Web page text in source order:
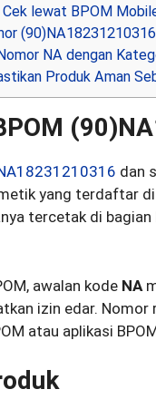
Cek lewat BPOM
NA dengan
Produk Aman
dan
yang terdaftar di
tercetak di bagian
awalan kode NA
izin edar.
atau aplikasi